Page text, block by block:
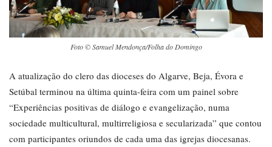
Foto © Samuel Mendonça/Folha do Domingo
A atualização do clero das dioceses do Algarve, Beja, Évora e
Setúbal terminou na última quinta-feira com um painel sobre
“Experiências positivas de diálogo e evangelização, numa
sociedade multicultural, multirreligiosa e secularizada” que contou
com participantes oriundos de cada uma das igrejas diocesanas.